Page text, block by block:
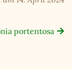
portentosa